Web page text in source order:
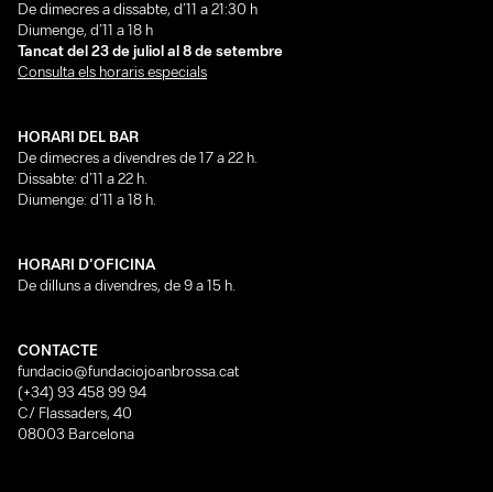
De dimecres a dissabte, d’11 a 21:30 h
Diumenge, d’11 a 18 h
Tancat del 23 de juliol al 8 de setembre
Consulta els horaris especials
HORARI DEL BAR
De dimecres a divendres de 17 a 22 h.
Dissabte: d’11 a 22 h.
Diumenge: d’11 a 18 h.
HORARI D’OFICINA
De dilluns a divendres, de 9 a 15 h.
CONTACTE
fundacio@fundaciojoanbrossa.cat
(+34) 93 458 99 94
C/ Flassaders, 40
08003 Barcelona